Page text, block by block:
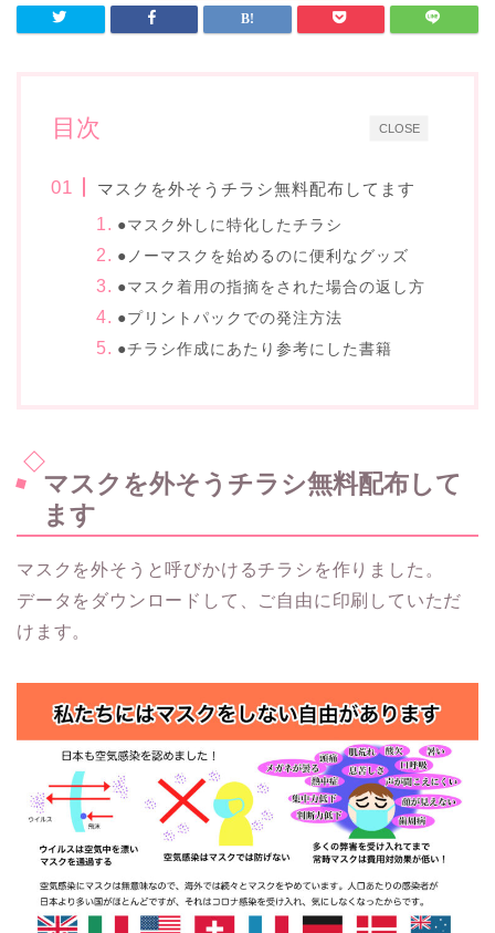
CLOSE
目次
マスクを外そうチラシ無料配布してます
●マスク外しに特化したチラシ
●ノーマスクを始めるのに便利なグッズ
●マスク着用の指摘をされた場合の返し方
●プリントパックでの発注方法
●チラシ作成にあたり参考にした書籍
マスクを外そうチラシ無料配布して
ます
マスクを外そうと呼びかけるチラシを作りました。
データをダウンロードして、ご自由に印刷していただ
けます。